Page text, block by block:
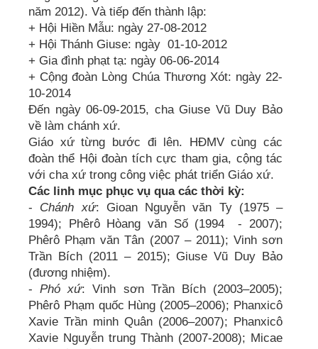
năm 2012). Và tiếp đến thành lập:
+ Hội Hiền Mẫu: ngày 27-08-2012
+ Hội Thánh Giuse: ngày 01-10-2012
+ Gia đình phạt tạ: ngày 06-06-2014
+ Cộng đoàn Lòng Chúa Thương Xót: ngày 22-
10-2014
Đến ngày 06-09-2015, cha Giuse Vũ Duy Bảo
về làm chánh xứ.
Giáo xứ từng bước đi lên. HĐMV cùng các
đoàn thể Hội đoàn tích cực tham gia, cộng tác
với cha xứ trong công việc phát triển Giáo xứ.
Các linh mục phục vụ qua các thời kỳ:
- Chánh xứ: Gioan Nguyễn văn Ty (1975 –
1994); Phêrô Hòang văn Số (1994 - 2007);
Phêrô Phạm văn Tân (2007 – 2011); Vinh sơn
Trần Bích (2011 – 2015); Giuse Vũ Duy Bảo
(đương nhiệm).
-Phó xứ: Vinh sơn Trần Bích (2003–2005);
Phêrô Phạm quốc Hùng (2005–2006); Phanxicô
Xavie Trần minh Quân (2006–2007); Phanxicô
Xavie Nguyễn trung Thành (2007-2008); Micae